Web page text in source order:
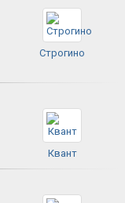
Строгино
Квант